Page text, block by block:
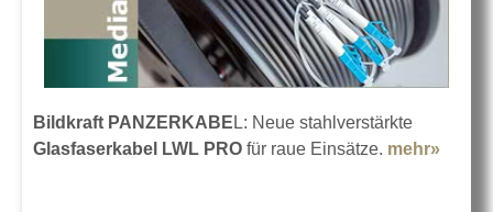
Bildkraft PANZERKABE L: Neue stahlverstärkte
Glasfaserkabel LWL PRO für raue Einsätze. mehr»